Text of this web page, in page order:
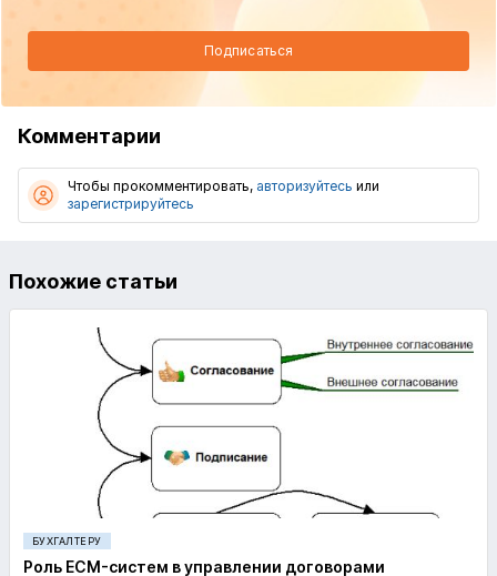
Подписаться
Комментарии
Чтобы прокомментировать, авторизуйтесь или
зарегистрируйтесь
Похожие статьи
БУХГАЛТЕРУ
Роль ECM-систем в управлении договорами